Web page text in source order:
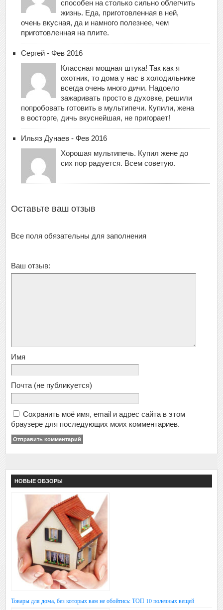
способен на столько сильно облегчить
жизнь. Еда, приготовленная в ней,
очень вкусная, да и намного полезнее, чем
приготовленная на плите.
Сергей - Фев 2016
Классная мощная штука! Так как я
охотник, то дома у нас в холодильнике
всегда очень много дичи. Надоело
зажаривать просто в духовке, решили
попробовать готовить в мультипечи. Купили, жена
в восторге, дичь вкуснейшая, не пригорает!
Ильяз Дунаев - Фев 2016
Хорошая мультипечь. Купил жене до
сих пор радуется. Всем советую.
Оставьте ваш отзыв
Все поля обязательны для заполнения
Ваш отзыв:
Имя
Почта (не публикуется)
Сохранить моё имя, email и адрес сайта в этом
браузере для последующих моих комментариев.
НОВЫЕ ОБЗОРЫ
Товары для дома, без которых вам не обойтись: ТОП 10 полезных вещей